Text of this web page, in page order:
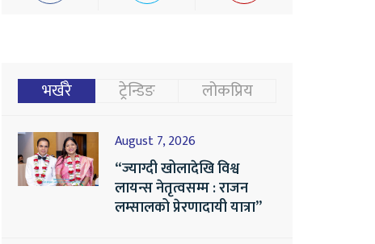
भर्खरै ट्रेन्डिङ लोकप्रिय
August 7, 2026
“ज्याग्दी खोलादेखि विश्व
लायन्स नेतृत्वसम्म : राजन
लम्सालको प्रेरणादायी यात्रा”